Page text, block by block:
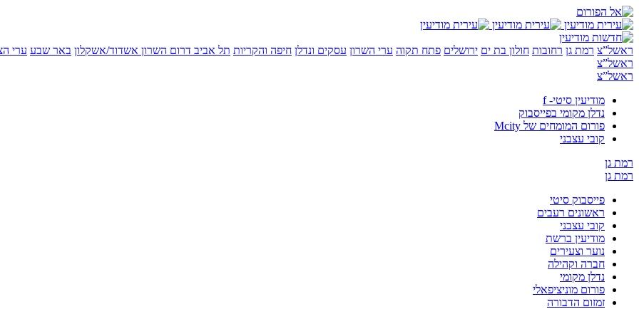
ראשל”צ רמת גן רחובות חולון בת ים ירושלים פתח תקוה ערי השרון עסקים ונדלן חיפה והקריות תל אביב דרום השרון אשדוד/אשקלון באר שבע ערי
ראשל”צ
ראשל”צ
מודיעין סיטי- f
נדלן מקומי בפייסבוק
פורום המומחים של Mcity
קובי עצבני
רמת גן
רמת גן
פייסבוק סיטי
ראשונים רעבים
קובי עצבני
מודיעין ברשת
נוער וצעירים
חברה וקהילה
נדלן מקומי
פורום מוניציפאלי
זמזום הדבורה